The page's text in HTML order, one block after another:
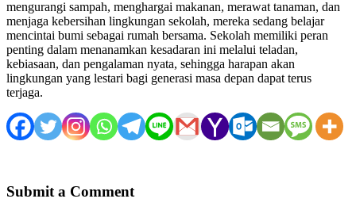
mengurangi sampah, menghargai makanan, merawat tanaman, dan
menjaga kebersihan lingkungan sekolah, mereka sedang belajar
mencintai bumi sebagai rumah bersama. Sekolah memiliki peran
penting dalam menanamkan kesadaran ini melalui teladan,
kebiasaan, dan pengalaman nyata, sehingga harapan akan
lingkungan yang lestari bagi generasi masa depan dapat terus
terjaga.
Submit a Comment